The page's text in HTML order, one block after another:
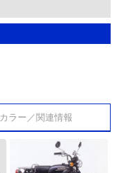
カラー／関連情報